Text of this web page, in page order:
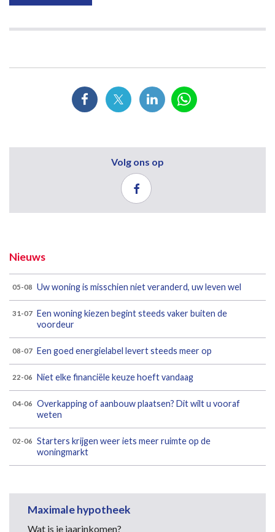
Volg ons op
Nieuws
05-08 Uw woning is misschien niet veranderd, uw leven wel
31-07 Een woning kiezen begint steeds vaker buiten de
voordeur
08-07 Een goed energielabel levert steeds meer op
22-06 Niet elke financiële keuze hoeft vandaag
04-06
Overkapping of aanbouw plaatsen? Dit wilt u vooraf
weten
02-06
Starters krijgen weer iets meer ruimte op de
woningmarkt
Maximale hypotheek
Wat is je jaarinkomen?